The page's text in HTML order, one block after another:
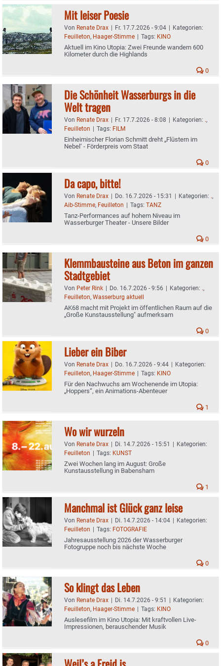
Mit leiser Poesie
Von Renate Drax | Fr. 17.7.2026 - 9:04 | Kategorien:
Feuilleton, Haager-Stimme | Tags: KINO
Aktuell im Kino Utopia: Zwei Freunde wandern 600
Kilometer durch die Highlands
0
Die Schönheit Wasserburgs in die
Welt tragen
Von Renate Drax | Fr. 17.7.2026 - 8:08 | Kategorien: .,
Feuilleton | Tags: FILM
Einheimischer Florian Schmitt dreht „Flüstern im
Nebel‘ - Förderpreis vom Staat
0
Da capo, bitte!
Von Renate Drax | Do. 16.7.2026 - 15:31 | Kategorien: .,
Aib-Stimme, Feuilleton | Tags: TANZ
Tanz-Performances auf hohem Niveau im
Wasserburger Theater - Unsere Bilder
0
Klemmbausteine aus Beton im ganzen
Stadtgebiet
Von Peter Rink | Do. 16.7.2026 - 9:56 | Kategorien: .,
Feuilleton, Wasserburg aktuell
AK68 macht mit Projekt im öffentlichen Raum auf die
„Große Kunstausstellung" aufmerksam
0
Lieber ein Biber
Von Renate Drax | Do. 16.7.2026 - 9:44 | Kategorien:
Feuilleton, Haager-Stimme | Tags: KINO
Für den Nachwuchs am Wochenende im Utopia:
„Hoppers“, ein Animations-Abenteuer
1
Wo wir wurzeln
Von Renate Drax | Di. 14.7.2026 - 15:51 | Kategorien:
Feuilleton | Tags: KUNST
Zwei Wochen lang im August: Große
Kunstausstellung in Babensham
1
Manchmal ist Glück ganz leise
Von Renate Drax | Di. 14.7.2026 - 14:04 | Kategorien:
Feuilleton | Tags: FOTOGRAFIE
Jahresausstellung 2026 der Wasserburger
Fotogruppe noch bis nächste Woche
0
So klingt das Leben
Von Renate Drax | Di. 14.7.2026 - 9:51 | Kategorien:
Feuilleton, Haager-Stimme | Tags: KINO
Auslesefilm im Kino Utopia: Mit kraftvollen Live-
Impressionen, berauschender Musik
0